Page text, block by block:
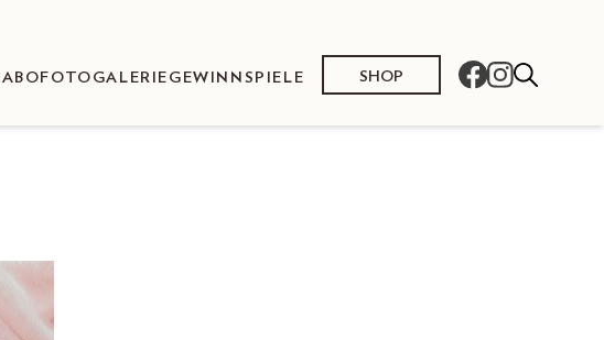
ABOFOTOGALERIE GEWINNSPIELE SHOP